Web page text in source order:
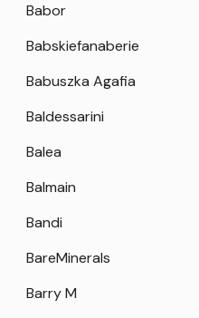
Babor
Babskiefanaberie
Babuszka Agafia
Baldessarini
Balea
Balmain
Bandi
BareMinerals
Barry M